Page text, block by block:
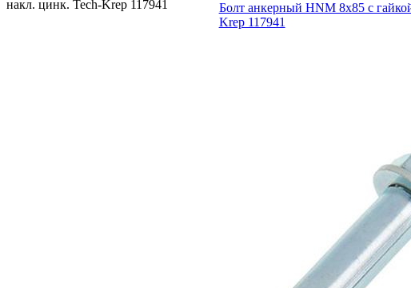
Болт анкерный HNM 8х85 с
Krep 117941